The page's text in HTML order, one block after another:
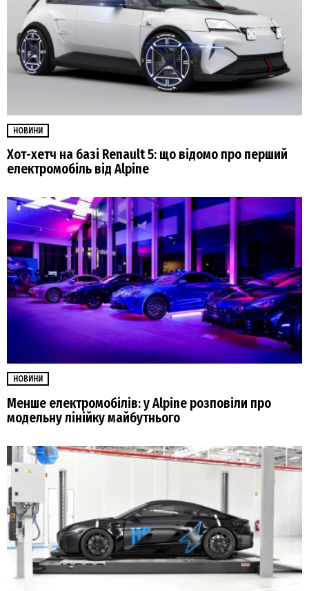
НОВИНИ
Хот-хетч на базі Renault 5: що відомо про перший
електромобіль від Alpine
НОВИНИ
Менше електромобілів: у Alpine розповіли про
модельну лінійку майбутнього